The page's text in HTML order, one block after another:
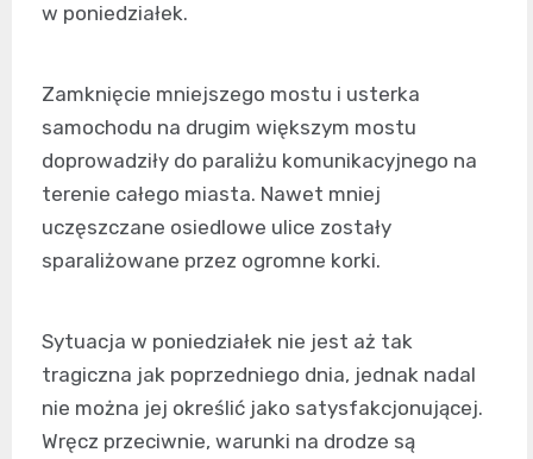
w poniedziałek.
Zamknięcie mniejszego mostu i usterka
samochodu na drugim większym mostu
doprowadziły do paraliżu komunikacyjnego na
terenie całego miasta. Nawet mniej
uczęszczane osiedlowe ulice zostały
sparaliżowane przez ogromne korki.
Sytuacja w poniedziałek nie jest aż tak
tragiczna jak poprzedniego dnia, jednak nadal
nie można jej określić jako satysfakcjonującej.
Wręcz przeciwnie, warunki na drodze są